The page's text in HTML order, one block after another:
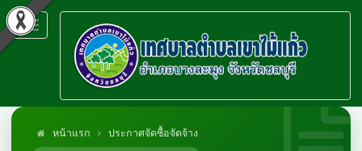
Toggle
navigation
หน้าแรก
ประกาศจัดซื้อจัดจ้าง